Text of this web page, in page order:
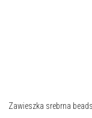
Zawieszka srebrna